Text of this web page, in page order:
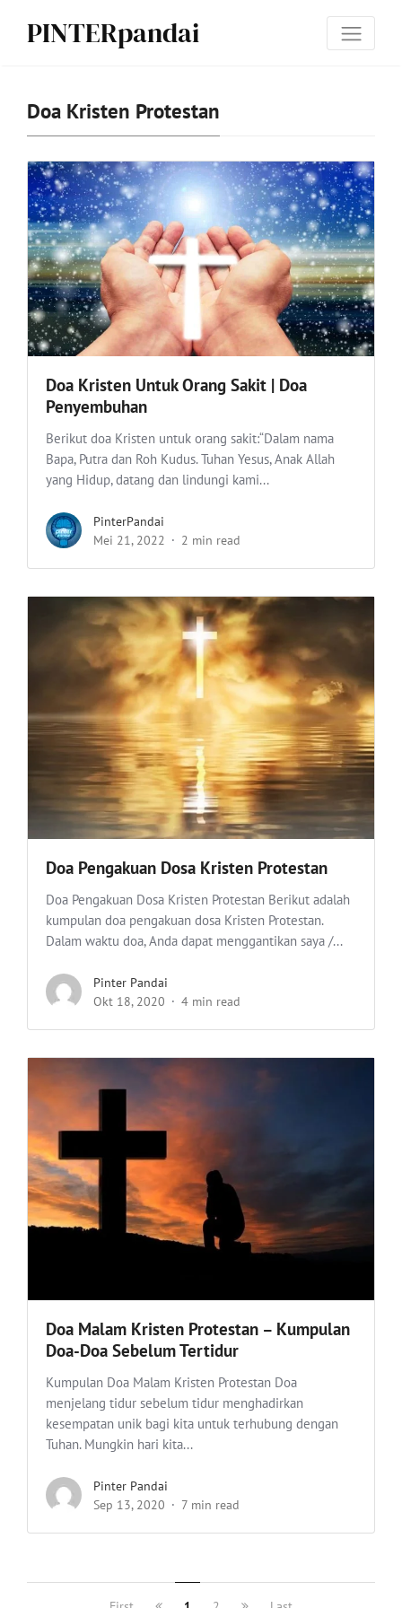
PINTERpandai
Doa Kristen Protestan
Doa Kristen Untuk Orang Sakit | Doa
Penyembuhan
Berikut doa Kristen untuk orang sakit:“Dalam nama
Bapa, Putra dan Roh Kudus. Tuhan Yesus, Anak Allah
yang Hidup, datang dan lindungi kami...
PinterPandai
Mei 21, 2022
2 min read
Doa Pengakuan Dosa Kristen Protestan
Doa Pengakuan Dosa Kristen Protestan Berikut adalah
kumpulan doa pengakuan dosa Kristen Protestan.
Dalam waktu doa, Anda dapat menggantikan saya /...
Pinter Pandai
Okt 18, 2020
4 min read
Doa Malam Kristen Protestan – Kumpulan
Doa-Doa Sebelum Tertidur
Kumpulan Doa Malam Kristen Protestan Doa
menjelang tidur sebelum tidur menghadirkan
kesempatan unik bagi kita untuk terhubung dengan
Tuhan. Mungkin hari kita...
Pinter Pandai
Sep 13, 2020
7 min read